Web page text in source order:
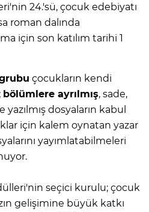
24.'sü, çocuk edebiyatı
roman dalında
için son katılım tarihi 1
çocukların kendi
bölümlere ayrılmış, sade,
yazılmış dosyaların kabul
için kalem oynatan yazar
yayımlatabilmeleri
seçici kurulu; çocuk
gelişimine büyük katkı